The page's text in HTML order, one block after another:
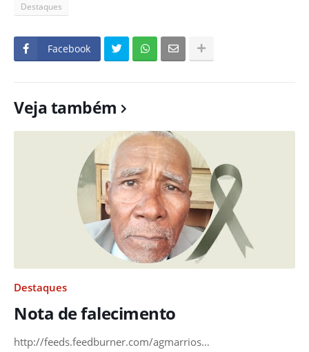
Destaques
Facebook
Veja também
Destaques
Nota de falecimento
http://feeds.feedburner.com/agmarrios…